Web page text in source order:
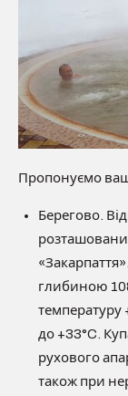
Пропонуємо
Берегово.
глибиною
температуру
до +33°C.
рухового
також при